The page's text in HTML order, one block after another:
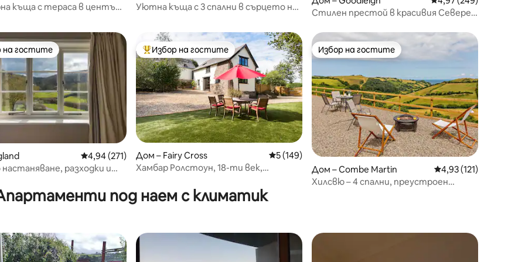
къща с тераса в центъра
Уютна къща с 3 спални в сърцето на
Стилен престой в красивия Северен
5, 150 отзива
избор на гостите
на гостите
Средна оценка: 4,94 от 5, 271 отзива
4,94 (271)
настаняване, разходки и
Най-популярен избор на гостите
Избор на гостите
Дом – Fairy Cross Средна оценка: 5 от 5, 149 отзива
5 (149)
Хамбар Ролстоун, 18-ти век,
Избор на гостите
Избор на гостите
Дом – Combe Martin Средна оценка: 4,93
4,93 (121)
Хилсвю – 4 спални, преустроен
под наем с климатик